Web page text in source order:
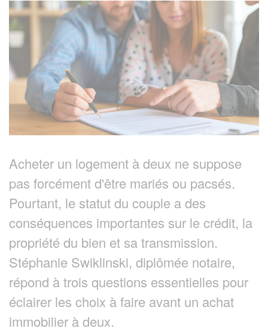
Acheter un logement à deux ne suppose
pas forcément d'être mariés ou pacsés.
Pourtant, le statut du couple a des
conséquences importantes sur le crédit, la
propriété du bien et sa transmission.
Stéphanie Swiklinski, diplômée notaire,
répond à trois questions essentielles pour
éclairer les choix à faire avant un achat
immobilier à deux.